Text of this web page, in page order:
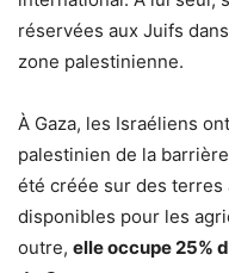
réservées aux Juifs
zone palestinienne.
À Gaza, les Israéliens
palestinien de la
été créée sur des
disponibles pour les
outre, elle occupe 25%